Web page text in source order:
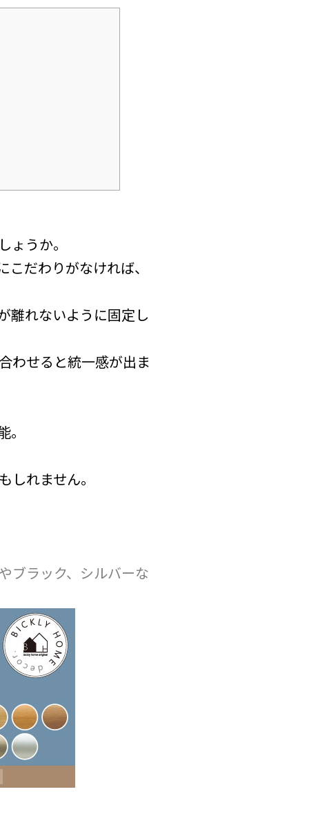
ょうか。
だわりがなければ、
離れないように固定し
わせると統一感が出ま
しれません。
ブラック、シルバーな